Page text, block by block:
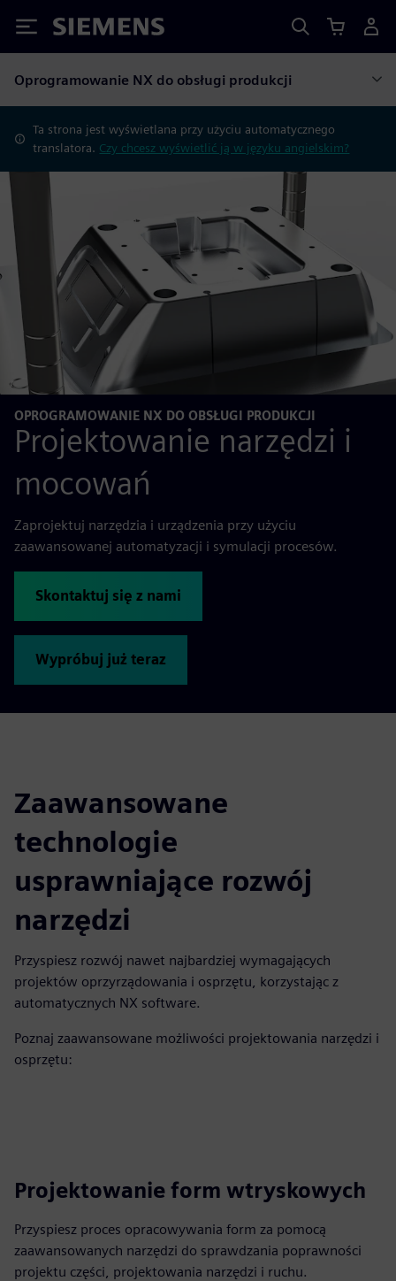
Siemens
Oprogramowanie NX do obsługi produkcji
Ta strona jest wyświetlana przy użyciu automatycznego
translatora. Czy chcesz wyświetlić ją w języku angielskim?
OPROGRAMOWANIE NX DO OBSŁUGI PRODUKCJI
Projektowanie narzędzi i
mocowań
Zaprojektuj narzędzia i urządzenia przy użyciu
zaawansowanej automatyzacji i symulacji procesów.
Skontaktuj się z nami
Wypróbuj już teraz
Zaawansowane
technologie
usprawniające rozwój
narzędzi
Przyspiesz rozwój nawet najbardziej wymagających
projektów oprzyrządowania i osprzętu, korzystając z
automatycznych NX software.
Poznaj zaawansowane możliwości projektowania narzędzi i
osprzętu:
Projektowanie form wtryskowych
Przyspiesz proces opracowywania form za pomocą
zaawansowanych narzędzi do sprawdzania poprawności
projektu części, projektowania narzędzi i ruchu.